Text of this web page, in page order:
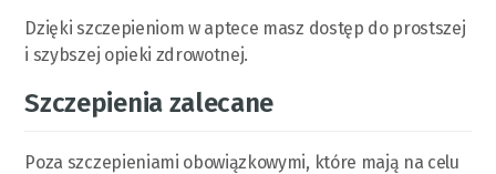
Dzięki szczepieniom w aptece masz dostęp do prostszej
i szybszej opieki zdrowotnej.
Szczepienia zalecane
Poza szczepieniami obowiązkowymi, które mają na celu